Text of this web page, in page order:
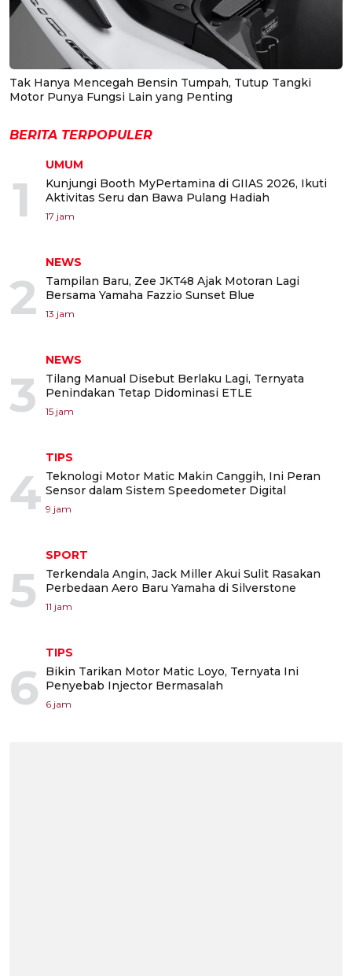
Tak Hanya Mencegah Bensin Tumpah, Tutup Tangki
Motor Punya Fungsi Lain yang Penting
BERITA TERPOPULER
1
UMUM
Kunjungi Booth MyPertamina di GIIAS 2026, Ikuti
Aktivitas Seru dan Bawa Pulang Hadiah
17 jam
2
NEWS
Tampilan Baru, Zee JKT48 Ajak Motoran Lagi
Bersama Yamaha Fazzio Sunset Blue
13 jam
3
NEWS
Tilang Manual Disebut Berlaku Lagi, Ternyata
Penindakan Tetap Didominasi ETLE
15 jam
4
TIPS
Teknologi Motor Matic Makin Canggih, Ini Peran
Sensor dalam Sistem Speedometer Digital
9 jam
5
SPORT
Terkendala Angin, Jack Miller Akui Sulit Rasakan
Perbedaan Aero Baru Yamaha di Silverstone
11 jam
6
TIPS
Bikin Tarikan Motor Matic Loyo, Ternyata Ini
Penyebab Injector Bermasalah
6 jam